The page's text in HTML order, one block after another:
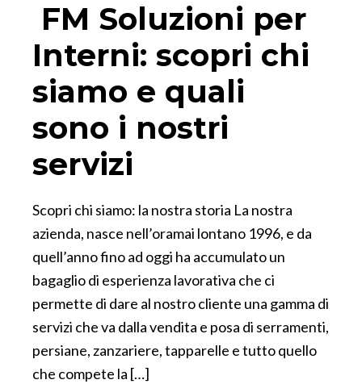
FM Soluzioni per
Interni: scopri chi
siamo e quali
sono i nostri
servizi
Scopri chi siamo: la nostra storia La nostra
azienda, nasce nell’oramai lontano 1996, e da
quell’anno fino ad oggi ha accumulato un
bagaglio di esperienza lavorativa che ci
permette di dare al nostro cliente una gamma di
servizi che va dalla vendita e posa di serramenti,
persiane, zanzariere, tapparelle e tutto quello
che compete la […]